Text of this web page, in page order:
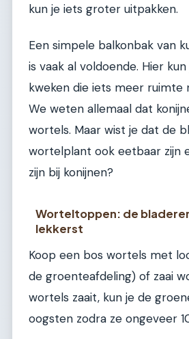
kun je iets groter uitpakken.
Een simpele balkonbak van
is vaak al voldoende. Hier
kweken die iets meer ruimte
We weten allemaal dat
wortels. Maar wist je dat de
wortelplant ook eetbaar zijn
zijn bij konijnen?
Worteltoppen: de
lekkerst
Koop een bos wortels met
de groenteafdeling) of zaai
wortels zaait, kun je de
oogsten zodra ze ongeveer